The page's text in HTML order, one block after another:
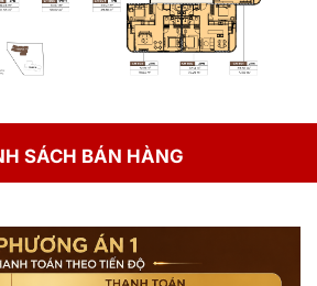
SÁCH BÁN HÀNG